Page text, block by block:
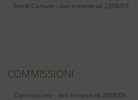
Fondi Comuni - dati trimestrali 2008/09
COMMISSIONI
Commissioni - dati trimestrali 2008/09